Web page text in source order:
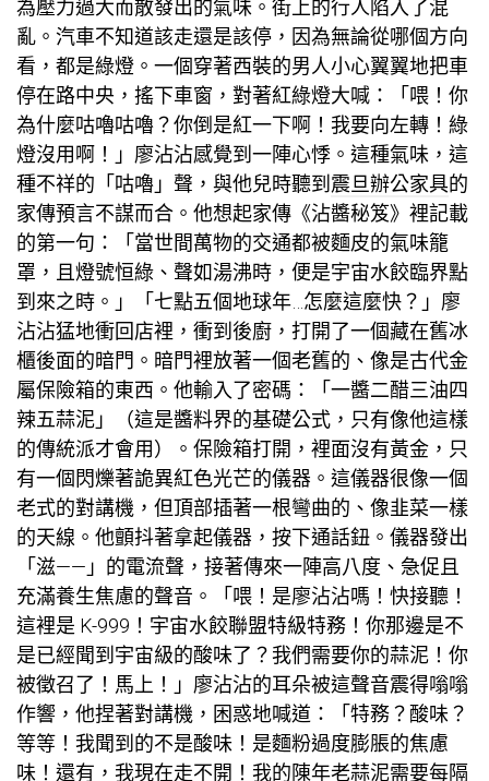
為壓力過大而散發出的氣味。街上的行人陷入了混
亂。汽車不知道該走還是該停，因為無論從哪個方向
看，都是綠燈。一個穿著西裝的男人小心翼翼地把車
停在路中央，搖下車窗，對著紅綠燈大喊：「喂！你
為什麼咕嚕咕嚕？你倒是紅一下啊！我要向左轉！綠
燈沒用啊！」廖沾沾感覺到一陣心悸。這種氣味，這
種不祥的「咕嚕」聲，與他兒時聽到 震旦辦公家具的
家傳預言不謀而合。他想起家傳《沾醬秘笈》裡記載
的第一句：「當世間萬物的交通都被麵皮的氣味籠
罩，且燈號恒綠、聲如湯沸時，便是宇宙水餃臨界點
到來之時。」「七點五個地球年…怎麼這麼快？」廖
沾沾猛地衝回店裡，衝到後廚，打開了一個藏在舊冰
櫃後面的暗門。暗門裡放著一個老舊的、像是古代金
屬保險箱的東西。他輸入了密碼：「一醬二醋三油四
辣五蒜泥」（這是醬料界的基礎公式，只有像他這樣
的傳統派才會用）。保險箱打開，裡面沒有黃金，只
有一個閃爍著詭異紅色光芒的儀器。這儀器很像一個
老式的對講機，但頂部插著一根彎曲的、像韭菜一樣
的天線。他顫抖著拿起儀器，按下通話鈕。儀器發出
「滋——」的電流聲，接著傳來一陣高八度、急促且
充滿養生焦慮的聲音。「喂！是廖沾沾嗎！快接聽！
這裡是 K-999！宇宙水餃聯盟特級特務！你那邊是不
是已經聞到宇宙級的酸味了？我們需要你的蒜泥！你
被徵召了！馬上！」廖沾沾的耳朵被這聲音震得嗡嗡
作響，他捏著對講機，困惑地喊道：「特務？酸味？
等等！我聞到的不是酸味！是麵粉過度膨脹的焦慮
味！還有，我現在走不開！我的陳年老蒜泥需要每隔